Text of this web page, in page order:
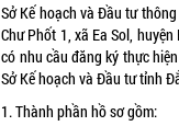
Sở Kế hoạch và Đầu tư
Chư Phốt 1, xã Ea Sol,
có nhu cầu đăng ký thực
Sở Kế hoạch và Đầu tư tỉnh
1. Thành phần hồ sơ gồm: